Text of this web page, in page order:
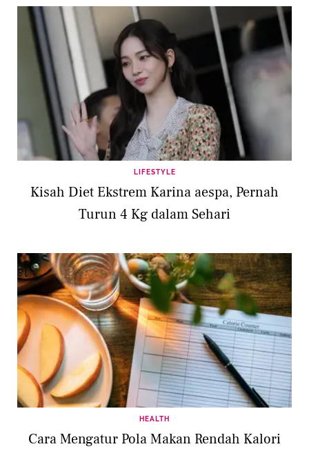
LIFESTYLE
Kisah Diet Ekstrem Karina aespa, Pernah
Turun 4 Kg dalam Sehari
HEALTH
Cara Mengatur Pola Makan Rendah Kalori